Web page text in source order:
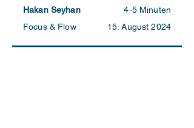
Hakan Seyhan
4-5 Minuten
Focus & Flow
15. August 2024